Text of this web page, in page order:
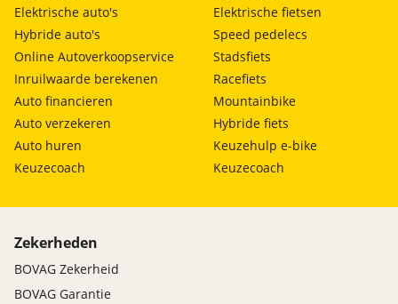
Elektrische auto's
Hybride auto's
Online Autoverkoopservice
Inruilwaarde berekenen
Auto financieren
Auto verzekeren
Auto huren
Keuzecoach
Elektrische fietsen
Speed pedelecs
Stadsfiets
Racefiets
Mountainbike
Hybride fiets
Keuzehulp e-bike
Keuzecoach
Zekerheden
BOVAG Zekerheid
BOVAG Garantie